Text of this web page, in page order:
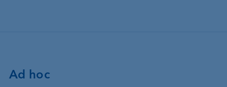
Ad hoc